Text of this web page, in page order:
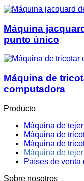
Máquina
punto único
Máquina de
computadora
Producto
Máquina de
Máquina de
Máquina de
Máquina de
Países de venta
Sobre nosotros